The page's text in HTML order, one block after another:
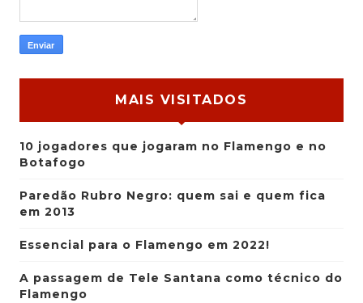
MAIS VISITADOS
10 jogadores que jogaram no Flamengo e no
Botafogo
Paredão Rubro Negro: quem sai e quem fica
em 2013
Essencial para o Flamengo em 2022!
A passagem de Tele Santana como técnico do
Flamengo